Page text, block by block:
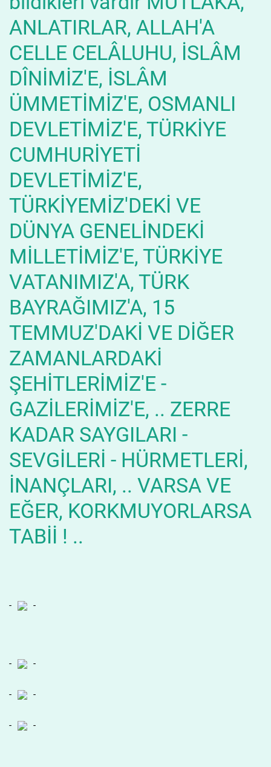
ANLATIRLAR, ALLAH'A
CELLE CELÂLUHU, İSLÂM
DÎNİMİZ'E, İSLÂM
ÜMMETİMİZ'E, OSMANLI
DEVLETİMİZ'E, TÜRKİYE
CUMHURİYETİ
DEVLETİMİZ'E,
TÜRKİYEMİZ'DEKİ VE
DÜNYA GENELİNDEKİ
MİLLETİMİZ'E, TÜRKİYE
VATANIMIZ'A, TÜRK
BAYRAĞIMIZ'A, 15
TEMMUZ'DAKİ VE DİĞER
ZAMANLARDAKİ
ŞEHİTLERİMİZ'E -
GAZİLERİMİZ'E, .. ZERRE
KADAR SAYGILARI -
SEVGİLERİ - HÜRMETLERİ,
İNANÇLARI, .. VARSA VE
EĞER, KORKMUYORLARSA
TABİİ ! ..
- -
- -
- -
- -